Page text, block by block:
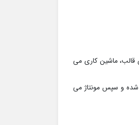
قالب، ماشین کاری می
شده و سپس مونتاژ می